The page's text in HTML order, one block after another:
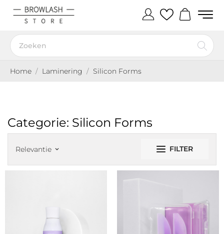
Home Laminering Silicon Forms
Categorie: Silicon Forms
Relevantie keyboard_arrow_down FILTER